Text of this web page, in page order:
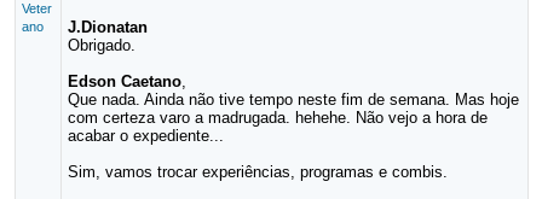
Veter
ano
J.Dionatan
Obrigado.
Edson Caetano,
Que nada. Ainda não tive tempo neste fim de semana. Mas hoje
com certeza varo a madrugada. hehehe. Não vejo a hora de
acabar o expediente...
Sim, vamos trocar experiências, programas e combis.